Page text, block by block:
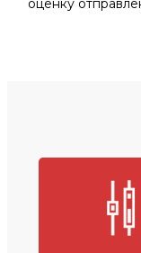
оценку